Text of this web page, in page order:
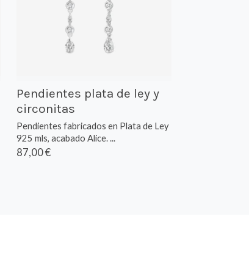
Pendientes plata de ley y
circonitas
Pendientes fabricados en Plata de Ley
925 mls, acabado Alice. ...
87,00 €